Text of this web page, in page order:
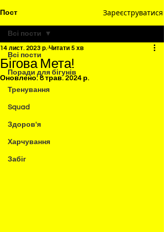
Пост Зареєструватися
Всі пости
Поради для бігунів
Тренування
Squad
Здоров'я
Харчування
Забіг
Всі пости
Бігова Мета!
14 лист. 2023 р. Читати 5 хв
Оновлено: 8 трав. 2024 р.